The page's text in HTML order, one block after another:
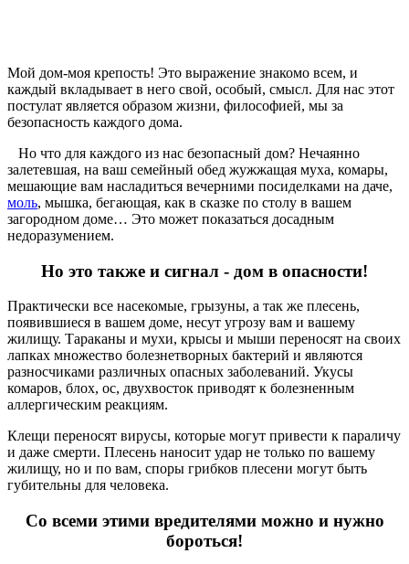
Мой дом-моя крепость! Это выражение знакомо всем, и
каждый вкладывает в него свой, особый, смысл. Для нас этот
постулат является образом жизни, философией, мы за
безопасность каждого дома.
Но что для каждого из нас безопасный дом? Нечаянно
залетевшая, на ваш семейный обед жужжащая муха, комары,
мешающие вам насладиться вечерними посиделками на даче,
моль, мышка, бегающая, как в сказке по столу в вашем
загородном доме… Это может показаться досадным
недоразумением.
Но это также и сигнал - дом в опасности!
Практически все насекомые, грызуны, а так же плесень,
появившиеся в вашем доме, несут угрозу вам и вашему
жилищу. Тараканы и мухи, крысы и мыши переносят на своих
лапках множество болезнетворных бактерий и являются
разносчиками различных опасных заболеваний. Укусы
комаров, блох, ос, двухвосток приводят к болезненным
аллергическим реакциям.
Клещи переносят вирусы, которые могут привести к параличу
и даже смерти. Плесень наносит удар не только по вашему
жилищу, но и по вам, споры грибков плесени могут быть
губительны для человека.
Со всеми этими вредителями можно и нужно
бороться!